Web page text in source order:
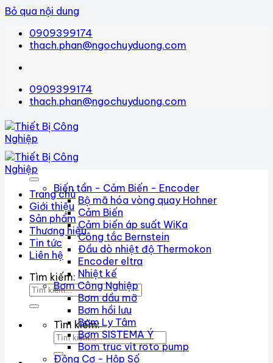
Bỏ qua nội dung
0909399174
thach.phan@ngochuyduong.com
0909399174
thach.phan@ngochuyduong.com
Trang chủ
Giới thiệu
Sản phẩm
Thương hiệu
Tin tức
Liên hệ
Tìm kiếm:
Tìm kiếm:
Biến tần - Cảm Biến - Encoder
Bộ mã hóa vòng quay Hohner
Cảm Biến
Cảm biến áp suất WiKa
Công tắc Bernstein
Đầu dò nhiệt độ Thermokon
Encoder eltra
Nhiệt kế
Bơm Công Nghiệp
Bơm dầu mỡ
Bơm hồi lưu
Bơm Ly Tâm
Bơm SISTEMA Ý
Bom truc vit roto pump
Động Cơ - Hộp Số